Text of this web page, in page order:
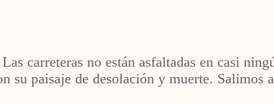
carreteras no están asfaltadas en casi
su paisaje de desolación y muerte.